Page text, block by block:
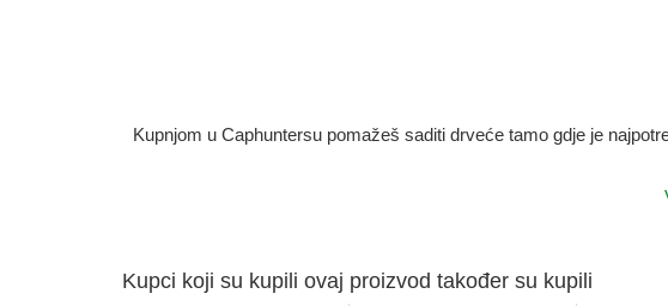
Kupnjom u Caphuntersu pomažeš saditi drveće tamo gdje je
Kupci koji su kupili ovaj proizvod također su kupili